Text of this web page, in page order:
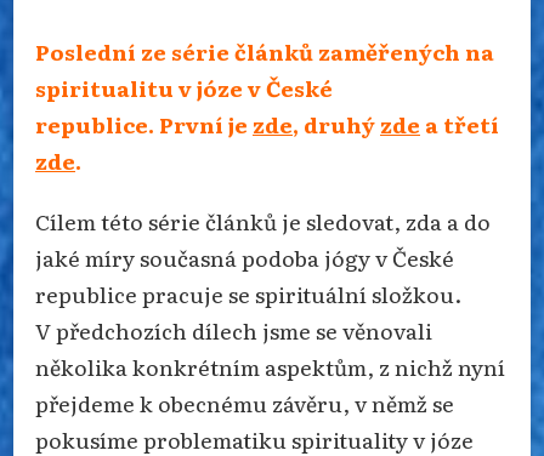
Poslední ze série článků zaměřených na
spiritualitu v józe v České
republice. První je zde, druhýzde a třetí
zde.
Cílem této série článků je sledovat, zda a do
jaké míry současná podoba jógy v České
republice pracuje se spirituální složkou.
V předchozích dílech jsme se věnovali
několika konkrétním aspektům, z nichž nyní
přejdeme k obecnému závěru, v němž se
pokusíme problematiku spirituality v józe